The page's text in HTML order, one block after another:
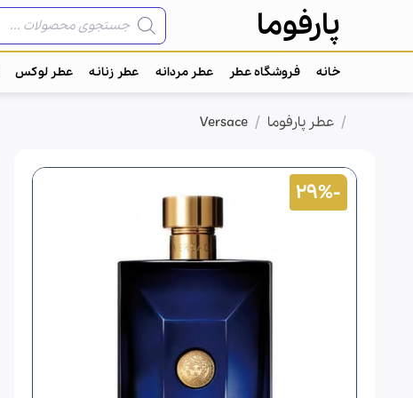
content
پارفوما جستجوی
محصولات
خانه فروشگاه عطر عطر مردانه عطر زنانه عطر لوکس
/ عطر پارفوما /
Versace
-29%